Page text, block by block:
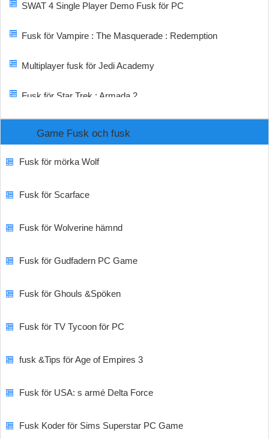
SWAT 4 Single Player Demo Fusk för PC
Fusk för Vampire : The Masquerade : Redemption
Multiplayer fusk för Jedi Academy
Fusk för Star Trek : Armada 2
Game Fusk och fusk
Fusk för mörka Wolf
Fusk för Scarface
Fusk för Wolverine hämnd
Fusk för Gudfadern PC Game
Fusk för Ghouls &Spöken
Fusk för TV Tycoon för PC
fusk &Tips för Age of Empires 3
Fusk för USA: s armé Delta Force
Fusk Koder för Sims Superstar PC Game